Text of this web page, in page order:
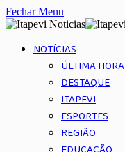
Fechar Menu
NOTÍCIAS
ÚLTIMA HORA
DESTAQUE
ITAPEVI
ESPORTES
REGIÃO